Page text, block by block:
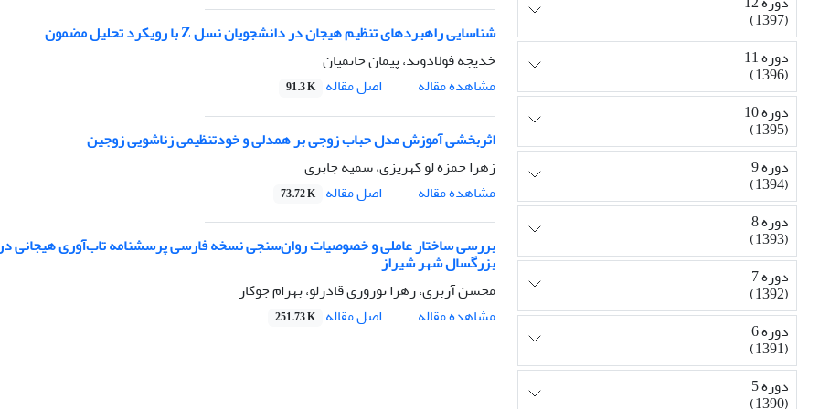
شناسایی راهبردهای تنظیم هیجان در دانشجویان نسل Z با رویکرد تحلیل مضمون
خدیجه فولادوند، پیمان حاتمیان
مشاهده مقاله
اصل مقاله 91.3 K
اثربخشی آموزش مدل حباب زوجی بر همدلی و خودتنظیمی زناشویی زوجین
زهرا حمزه لو کهریزی، سمیه جابری
مشاهده مقاله
اصل مقاله 73.72 K
بررسی ساختار عاملی و خصوصیات روان‌سنجی نسخه فارسی پرسشنامه تاب‌آوری هیجانی
بزرگسال شهر شیراز
محسن آربزی، زهرا نوروزی قادرلو، بهرام جوکار
مشاهده مقاله
اصل مقاله 251.73 K
(1397)
دوره 11
(1396)
دوره 10
(1395)
دوره 9
(1394)
دوره 8
(1393)
دوره 7
(1392)
دوره 6
(1391)
دوره 5